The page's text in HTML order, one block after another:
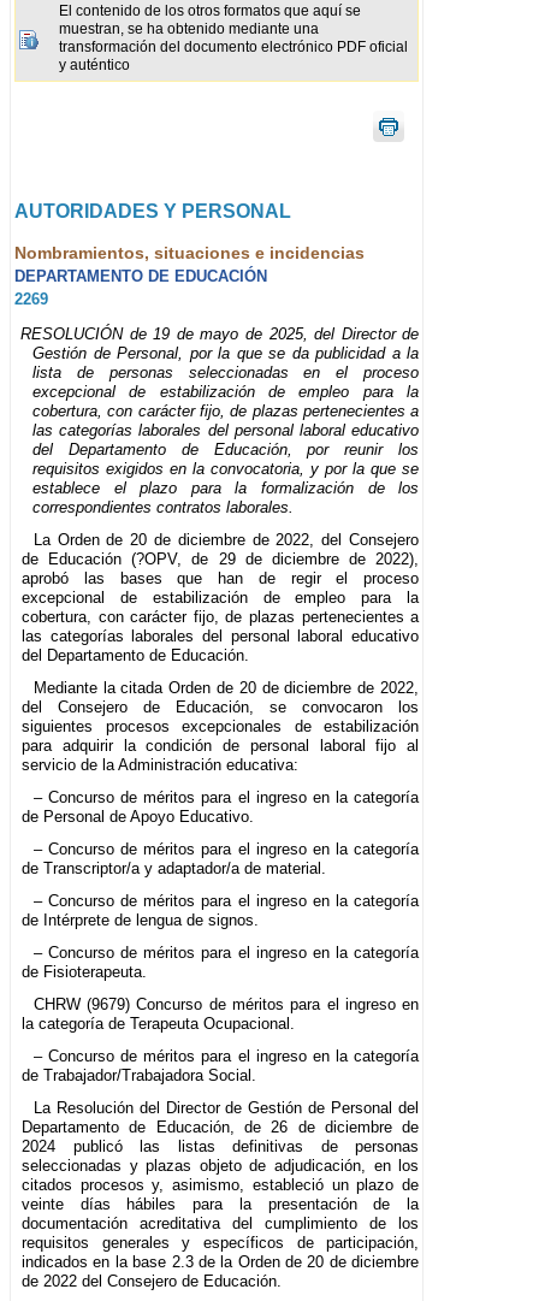
El contenido de los otros formatos que aquí se
muestran, se ha obtenido mediante una
transformación del documento electrónico PDF oficial
y auténtico
AUTORIDADES Y PERSONAL
Nombramientos, situaciones e incidencias
DEPARTAMENTO DE EDUCACIÓN
2269
RESOLUCIÓN de 19 de mayo de 2025, del Director de
Gestión de Personal, por la que se da publicidad a la
lista de personas seleccionadas en el proceso
excepcional de estabilización de empleo para la
cobertura, con carácter fijo, de plazas pertenecientes a
las categorías laborales del personal laboral educativo
del Departamento de Educación, por reunir los
requisitos exigidos en la convocatoria, y por la que se
establece el plazo para la formalización de los
correspondientes contratos laborales.
La Orden de 20 de diciembre de 2022, del Consejero
de Educación (?OPV, de 29 de diciembre de 2022),
aprobó las bases que han de regir el proceso
excepcional de estabilización de empleo para la
cobertura, con carácter fijo, de plazas pertenecientes a
las categorías laborales del personal laboral educativo
del Departamento de Educación.
Mediante la citada Orden de 20 de diciembre de 2022,
del Consejero de Educación, se convocaron los
siguientes procesos excepcionales de estabilización
para adquirir la condición de personal laboral fijo al
servicio de la Administración educativa:
– Concurso de méritos para el ingreso en la categoría
de Personal de Apoyo Educativo.
– Concurso de méritos para el ingreso en la categoría
de Transcriptor/a y adaptador/a de material.
– Concurso de méritos para el ingreso en la categoría
de Intérprete de lengua de signos.
– Concurso de méritos para el ingreso en la categoría
de Fisioterapeuta.
CHRW (9679) Concurso de méritos para el ingreso en
la categoría de Terapeuta Ocupacional.
– Concurso de méritos para el ingreso en la categoría
de Trabajador/Trabajadora Social.
La Resolución del Director de Gestión de Personal del
Departamento de Educación, de 26 de diciembre de
2024 publicó las listas definitivas de personas
seleccionadas y plazas objeto de adjudicación, en los
citados procesos y, asimismo, estableció un plazo de
veinte días hábiles para la presentación de la
documentación acreditativa del cumplimiento de los
requisitos generales y específicos de participación,
indicados en la base 2.3 de la Orden de 20 de diciembre
de 2022 del Consejero de Educación.